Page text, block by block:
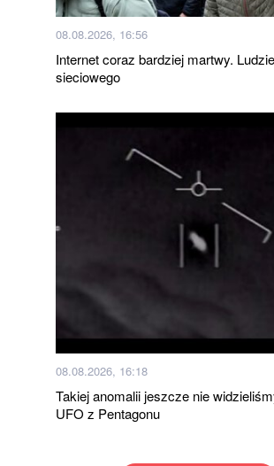
08.08.2026, 16:56
Internet coraz bardziej martwy.
sieciowego
08.08.2026, 16:18
Takiej anomalii jeszcze nie
UFO z Pentagonu